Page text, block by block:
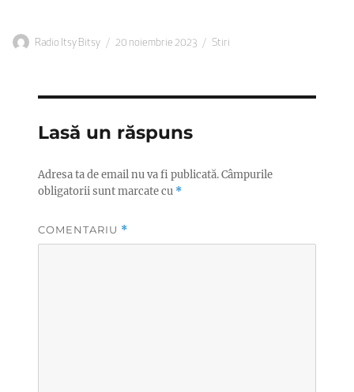
Autor
Radio Itsy Bitsy
Publicat
20 noiembrie 2023 Categorii
Stiri
Lasă un răspuns
Adresa ta de email nu va fi publicată.Câmpurile
obligatorii sunt marcate cu *
COMENTARIU *